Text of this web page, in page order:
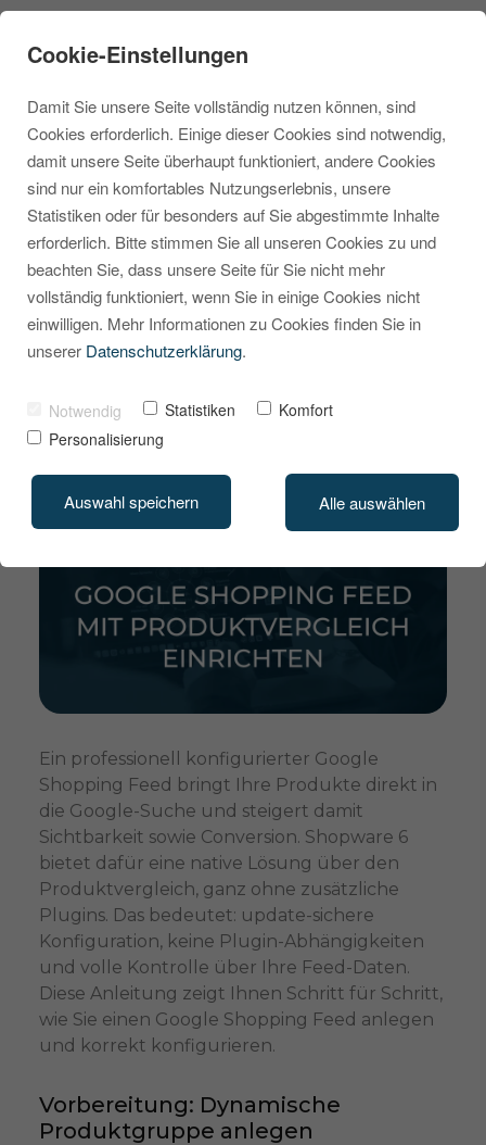
Shopware 6
Produktvergleich:
Google Shopping Feed
korrekt einrichten
MARCEL KRIPPENDORF
Ein professionell konfigurierter Google
Shopping Feed bringt Ihre Produkte direkt in
die Google-Suche und steigert damit
Sichtbarkeit sowie Conversion. Shopware 6
bietet dafür eine native Lösung über den
Produktvergleich, ganz ohne zusätzliche
Plugins. Das bedeutet: update-sichere
Konfiguration, keine Plugin-Abhängigkeiten
und volle Kontrolle über Ihre Feed-Daten.
Diese Anleitung zeigt Ihnen Schritt für Schritt,
wie Sie einen Google Shopping Feed anlegen
und korrekt konfigurieren.
Vorbereitung: Dynamische
Produktgruppe anlegen
Cookie-Einstellungen
Damit Sie unsere Seite vollständig nutzen können, sind
Cookies erforderlich. Einige dieser Cookies sind notwendig,
damit unsere Seite überhaupt funktioniert, andere Cookies
sind nur ein komfortables Nutzungserlebnis, unsere
Statistiken oder für besonders auf Sie abgestimmte Inhalte
erforderlich. Bitte stimmen Sie all unseren Cookies zu und
beachten Sie, dass unsere Seite für Sie nicht mehr
vollständig funktioniert, wenn Sie in einige Cookies nicht
einwilligen. Mehr Informationen zu Cookies finden Sie in
unserer Datenschutzerklärung.
Notwendig Statistiken
Komfort
Personalisierung
Auswahl speichern Alle auswählen